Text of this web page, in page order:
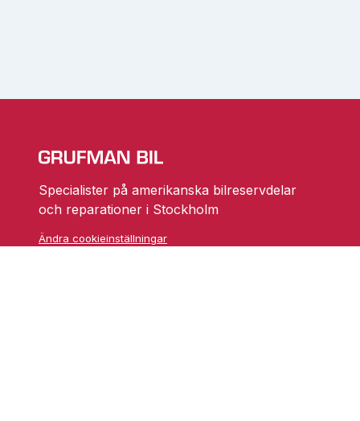
Specialister på amerikanska bilreservdelar
och reparationer i Stockholm
Ändra cookieinställningar